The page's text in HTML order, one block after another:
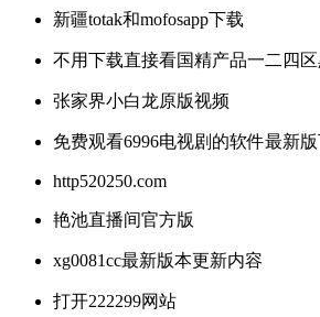
新疆totak和mofosapp下载
不用下载直接看国精产品一二四区
张家界小白龙原版视频
免费观看6996电视剧的软件最新
http520250.com
艳池直播间官方版
xg0081cc最新版本更新内容
打开222299网站